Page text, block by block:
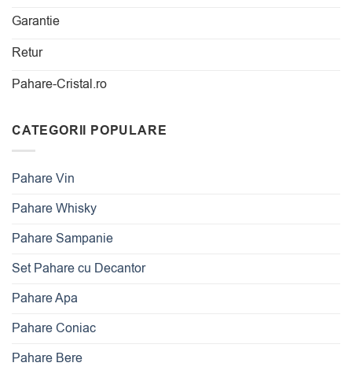
Garantie
Retur
Pahare-Cristal.ro
CATEGORII POPULARE
Pahare Vin
Pahare Whisky
Pahare Sampanie
Set Pahare cu Decantor
Pahare Apa
Pahare Coniac
Pahare Bere